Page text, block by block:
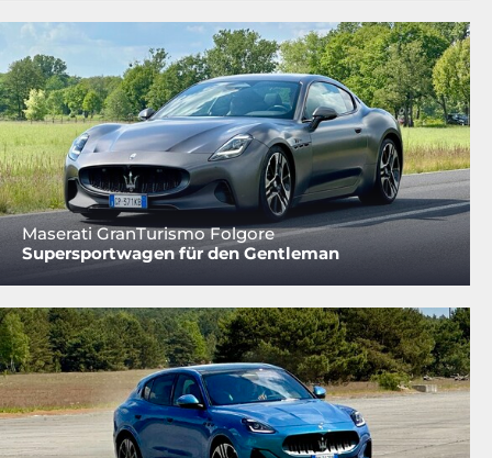
Maserati GranTurismo Folgore
Supersportwagen für den Gentleman